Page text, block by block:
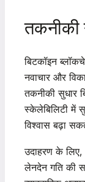
तकनीकी
बिटकॉइन
नवाचार और
तकनीकी सुधार
स्केलेबिलिटी में
विश्वास बढ़ा
उदाहरण के लिए,
लेनदेन गति की